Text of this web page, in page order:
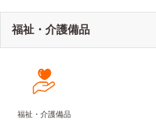
福祉・介護備品
福祉・介護備品